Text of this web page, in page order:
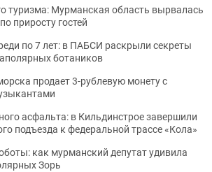
туризма: Мурманская область вырвалась
приросту гостей
по 7 лет: в ПАБСИ раскрыли секреты
ботаников
продает 3-рублевую монету с
асфальта: в Кильдинстрое завершили
подъезда к федеральной трассе «Кола»
как мурманский депутат удивила
Зорь